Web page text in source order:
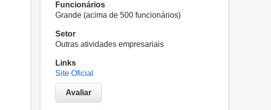
Funcionários
Grande (acima de 500 funcionários)
Setor
Outras atividades empresariais
Links
Site Oficial
Avaliar